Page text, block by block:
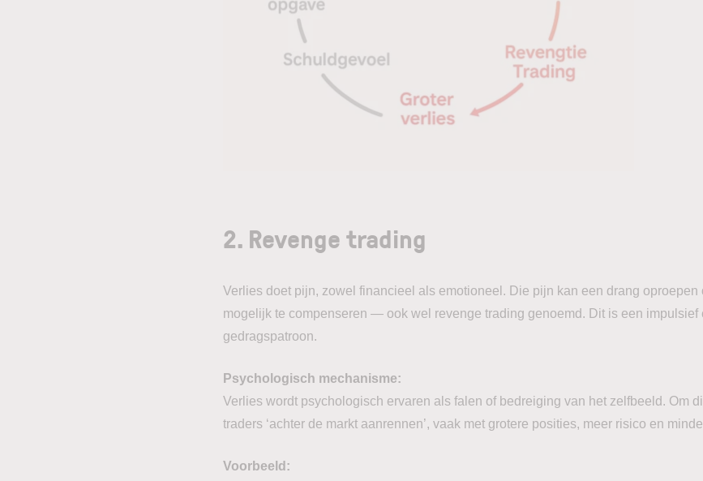
2. Revenge trading
Verlies doet pijn, zowel financieel als emotioneel. Die pijn kan een drang oproepen
mogelijk te compenseren — ook wel revenge trading genoemd. Dit is een impulsief
gedragspatroon.
Psychologisch mechanisme:
Verlies wordt psychologisch ervaren als falen of bedreiging van het zelfbeeld. Om
traders ‘achter de markt aanrennen’, vaak met grotere posities, meer risico en
Voorbeeld: